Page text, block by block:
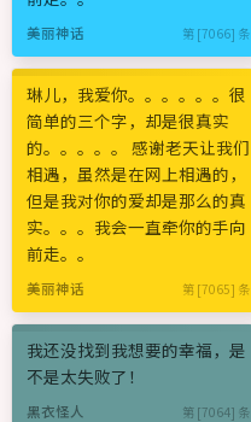
美丽神话 第 [7066] 条
琳儿，我爱你。。。。。。很
简单的三个字，却是很真实
的。。。。。 感谢老天让我们
相遇，虽然是在网上相遇的，
但是我对你的爱却是那么的真
实。。。我会一直牵你的手向
前走。。
美丽神话 第 [7065] 条
我还没找到我想要的幸福，是
不是太失败了！
黑衣怪人 第 [7064] 条